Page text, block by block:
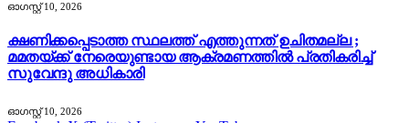
ഓഗസ്റ്റ്‌ 10, 2026
ക്ഷണിക്കപ്പെടാത്ത സ്ഥലത്ത് എത്തുന്നത് ഉചിതമല്ല ;
മമതയ്ക്ക് നേരെയുണ്ടായ ആക്രമണത്തിൽ പ്രതികരിച്ച്
സുവേന്ദു അധികാരി
ഓഗസ്റ്റ്‌ 10, 2026